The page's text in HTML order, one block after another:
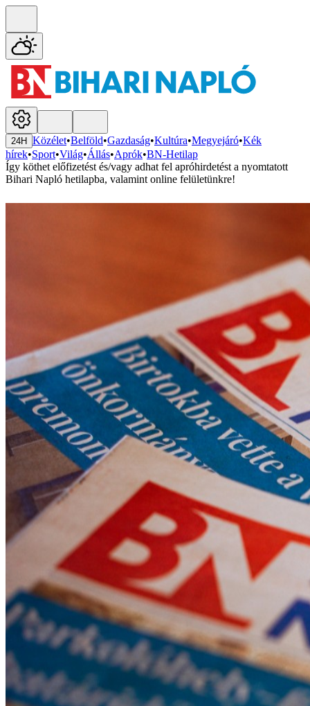
24H Közélet•Belföld•Gazdaság•Kultúra•Megyejáró•Kék
hírek•Sport•Világ•Állás•Aprók•BN-Hetilap
Így köthet előfizetést és/vagy adhat fel apróhirdetést a nyomtatott
Bihari Napló hetilapba, valamint online felületünkre!